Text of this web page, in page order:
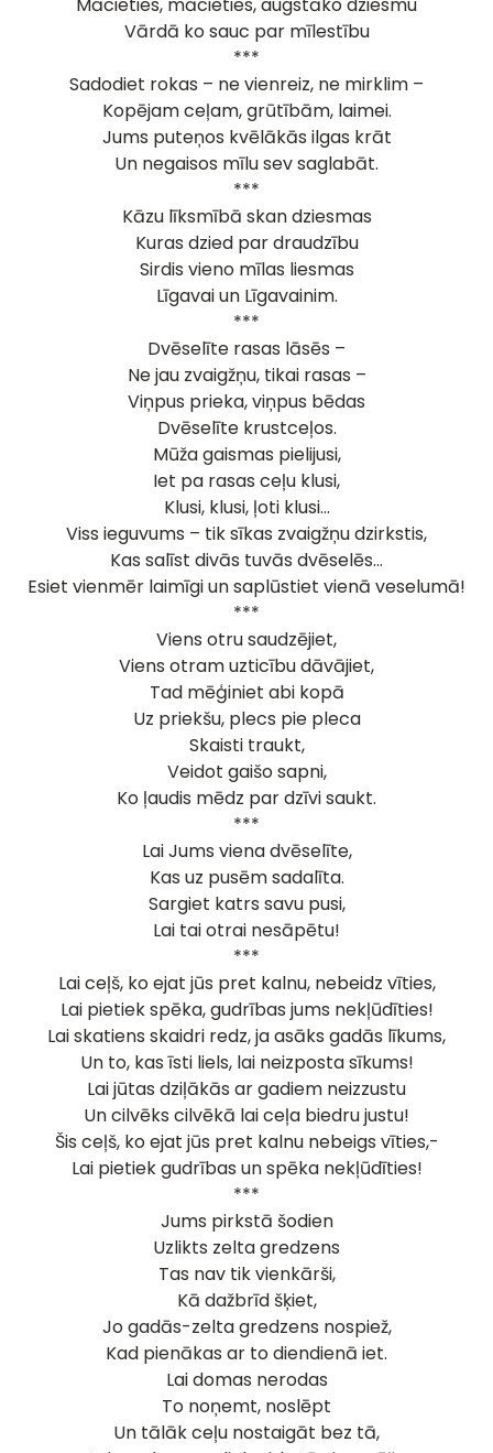
Vārdā ko sauc par mīlestību
***
Sadodiet rokas – ne vienreiz, ne mirklim –
Kopējam ceļam, grūtībām, laimei.
Jums puteņos kvēlākās ilgas krāt
Un negaisos mīlu sev saglabāt.
***
Kāzu līksmībā skan dziesmas
Kuras dzied par draudzību
Sirdis vieno mīlas liesmas
Līgavai un Līgavainim.
***
Dvēselīte rasas lāsēs –
Ne jau zvaigžņu, tikai rasas –
Viņpus prieka, viņpus bēdas
Dvēselīte krustceļos.
Mūža gaismas pielijusi,
Iet pa rasas ceļu klusi,
Klusi, klusi, ļoti klusi…
Viss ieguvums – tik sīkas zvaigžņu dzirkstis,
Kas salīst divās tuvās dvēselēs…
Esiet vienmēr laimīgi un saplūstiet vienā veselumā!
***
Viens otru saudzējiet,
Viens otram uzticību dāvājiet,
Tad mēģiniet abi kopā
Uz priekšu, plecs pie pleca
Skaisti traukt,
Veidot gaišo sapni,
Ko ļaudis mēdz par dzīvi saukt.
***
Lai Jums viena dvēselīte,
Kas uz pusēm sadalīta.
Sargiet katrs savu pusi,
Lai tai otrai nesāpētu!
***
Lai ceļš, ko ejat jūs pret kalnu, nebeidz vīties,
Lai pietiek spēka, gudrības jums nekļūdīties!
Lai skatiens skaidri redz, ja asāks gadās līkums,
Un to, kas īsti liels, lai neizposta sīkums!
Lai jūtas dziļākās ar gadiem neizzustu
Un cilvēks cilvēkā lai ceļa biedru justu!
Šis ceļš, ko ejat jūs pret kalnu nebeigs vīties,-
Lai pietiek gudrības un spēka nekļūdīties!
***
Jums pirkstā šodien
Uzlikts zelta gredzens
Tas nav tik vienkārši,
Kā dažbrīd šķiet,
Jo gadās-zelta gredzens nospiež,
Kad pienākas ar to diendienā iet.
Lai domas nerodas
To noņemt, noslēpt
Un tālāk ceļu nostaigāt bez tā,